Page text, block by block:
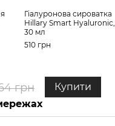
Гіалуронова сироватка
Hillary Smart Hyaluronic,
30 мл
510 грн
грн
Купити